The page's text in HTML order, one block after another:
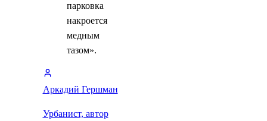
парковка
накроется
медным
тазом».
Аркадий Гершман
Урбанист, автор